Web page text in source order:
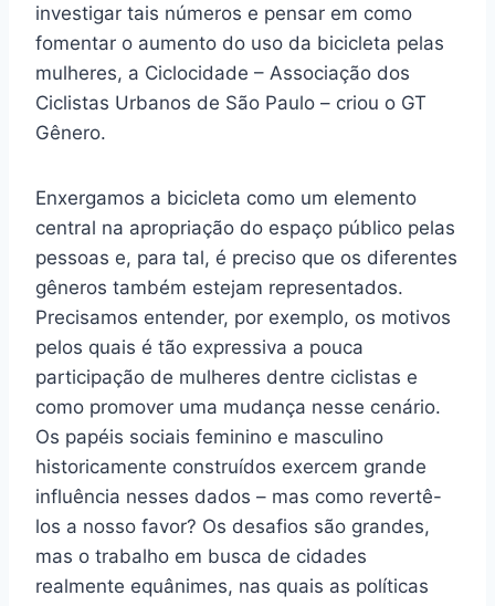
investigar tais números e pensar em como
fomentar o aumento do uso da bicicleta pelas
mulheres, a Ciclocidade – Associação dos
Ciclistas Urbanos de São Paulo – criou o GT
Gênero.
Enxergamos a bicicleta como um elemento
central na apropriação do espaço público pelas
pessoas e, para tal, é preciso que os diferentes
gêneros também estejam representados.
Precisamos entender, por exemplo, os motivos
pelos quais é tão expressiva a pouca
participação de mulheres dentre ciclistas e
como promover uma mudança nesse cenário.
Os papéis sociais feminino e masculino
historicamente construídos exercem grande
influência nesses dados – mas como revertê-
los a nosso favor? Os desafios são grandes,
mas o trabalho em busca de cidades
realmente equânimes, nas quais as políticas